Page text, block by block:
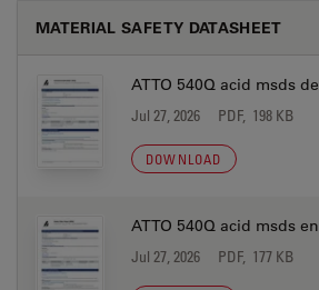
MATERIAL SAFETY DATASHEET
ATTO 540Q acid msds de
Jul 27, 2026 PDF, 198 KB
DOWNLOAD
ATTO 540Q acid msds en
Jul 27, 2026 PDF, 177 KB